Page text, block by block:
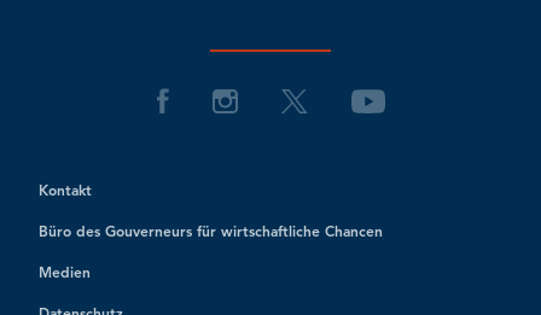
Kontakt
Büro des Gouverneurs für wirtschaftliche Chancen
Medien